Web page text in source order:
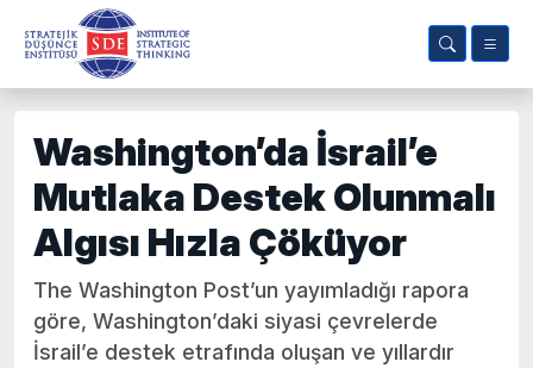
Washington’da İsrail’e
Mutlaka Destek Olunmalı
Algısı Hızla Çöküyor
The Washington Post’un yayımladığı rapora
göre, Washington’daki siyasi çevrelerde
İsrail’e destek etrafında oluşan ve yıllardır